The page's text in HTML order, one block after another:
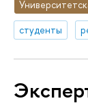
студенты